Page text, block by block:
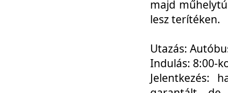
majd
lesz terítéken.
Utazás:
Indulás: 8:00-
Jelentkezés: